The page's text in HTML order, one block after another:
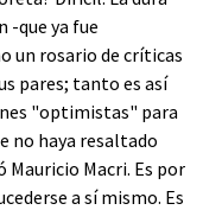
-que ya fue
un rosario de críticas
pares; tanto es así
"optimistas" para
no haya resaltado
Mauricio Macri. Es por
a sí mismo. Es